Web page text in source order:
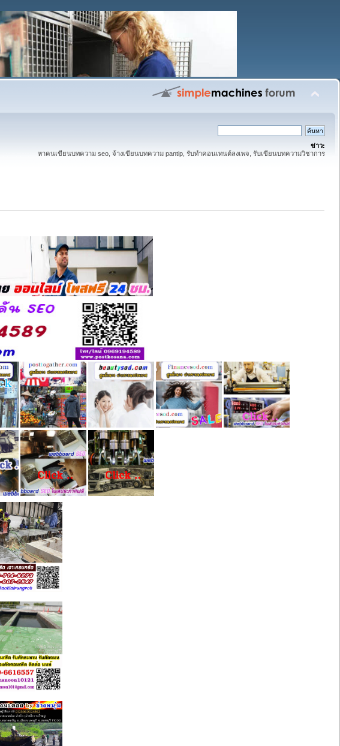
ข่าว:
หาคนเขียนบทความ seo, จ้างเขียนบทความ pantip, รับทำคอนเทนต์ลงเพจ, รับเขียนบทความวิชาการ